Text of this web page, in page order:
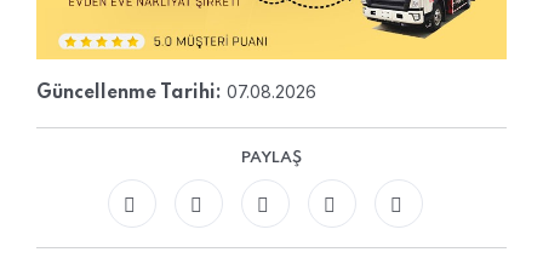
Güncellenme Tarihi: 07.08.2026
PAYLAŞ